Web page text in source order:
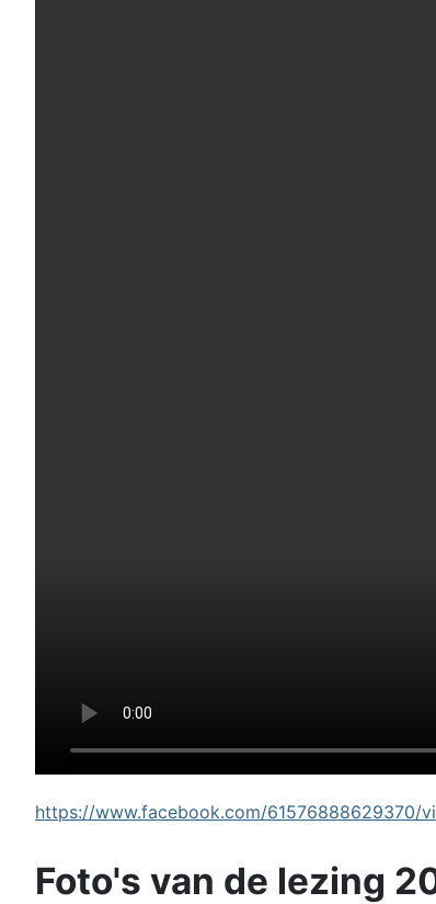
https://www.facebook.com/61576888629370/
Foto's van de lezing